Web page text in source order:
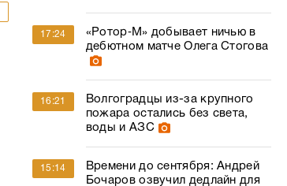
17:24
«Ротор‑М» добывает ничью в
дебютном матче Олега Стогова
16:21
Волгоградцы из-за крупного
пожара остались без света,
воды и АЗС
15:14
Времени до сентября: Андрей
Бочаров озвучил дедлайн для